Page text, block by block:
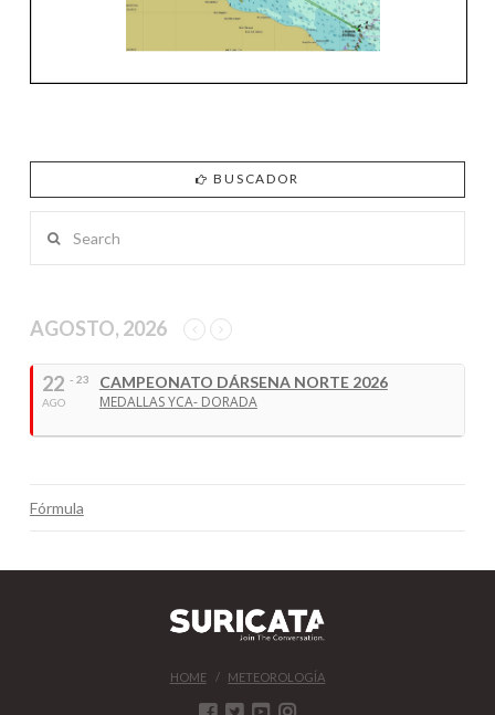
BUSCADOR
AGOSTO, 2026
22
AGO
- 23
CAMPEONATO DÁRSENA NORTE 2026
MEDALLAS YCA- DORADA
Fórmula
HOME METEOROLOGÍA